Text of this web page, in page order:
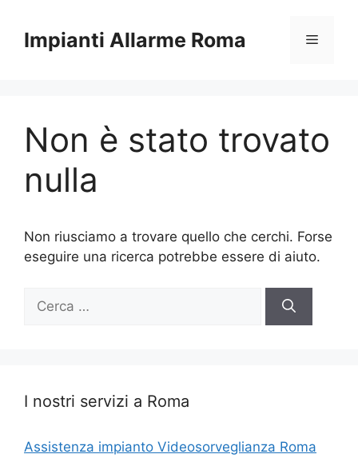
contenuto
Impianti Allarme Roma Menu
Non è stato trovato
nulla
Non riusciamo a trovare quello che cerchi. Forse
eseguire una ricerca potrebbe essere di aiuto.
per:
I nostri servizi a Roma
Assistenza impianto Videosorveglianza Roma